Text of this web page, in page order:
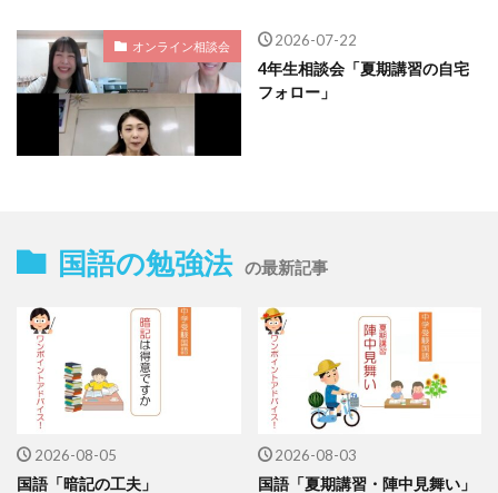
オンライン相談会 2026-07-22
4年生相談会「夏期講習の自宅
フォロー」
国語の勉強法 の最新記事
2026-08-05
国語「暗記の工夫」
2026-08-03
国語「夏期講習・陣中見舞い」